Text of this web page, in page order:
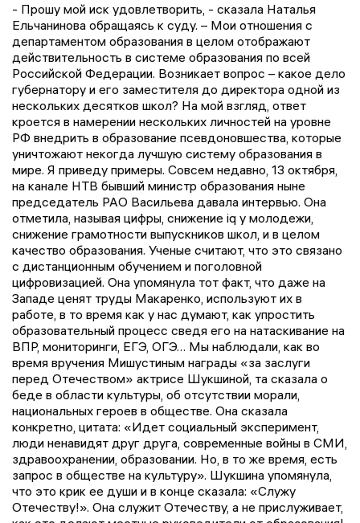
- Прошу мой иск удовлетворить, - сказала Наталья
Ельчанинова обращаясь к суду. – Мои отношения с
департаментом образования в целом отображают
действительность в системе образования по всей
Российской Федерации. Возникает вопрос – какое дело
губернатору и его заместителя до директора одной из
нескольких десятков школ? На мой взгляд, ответ
кроется в намерении нескольких личностей на уровне
РФ внедрить в образование псевдоновшества, которые
уничтожают некогда лучшую систему образования в
мире. Я приведу примеры. Совсем недавно, 13 октября,
на канале НТВ бывший министр образования ныне
председатель РАО Васильева давала интервью. Она
отметила, называя цифры, снижение iq у молодежи,
снижение грамотности выпускников школ, и в целом
качество образования. Ученые считают, что это связано
с дистанционным обучением и поголовной
цифровизацией. Она упомянула тот факт, что даже на
Западе ценят труды Макаренко, используют их в
работе, в то время как у нас думают, как упростить
образовательный процесс сведя его на натаскивание на
ВПР, мониторинги, ЕГЭ, ОГЭ… Мы наблюдали, как во
время вручения Мишустиным награды «за заслуги
перед Отечеством» актрисе Шукшиной, та сказала о
беде в области культуры, об отсутствии морали,
национальных героев в обществе. Она сказала
конкретно, цитата: «Идет социальный эксперимент,
люди ненавидят друг друга, современные войны в СМИ,
здравоохранении, образовании. Но, в то же время, есть
запрос в обществе на культуру». Шукшина упомянула,
что это крик ее души и в конце сказала: «Служу
Отечеству!». Она служит Отечеству, а не прислуживает,